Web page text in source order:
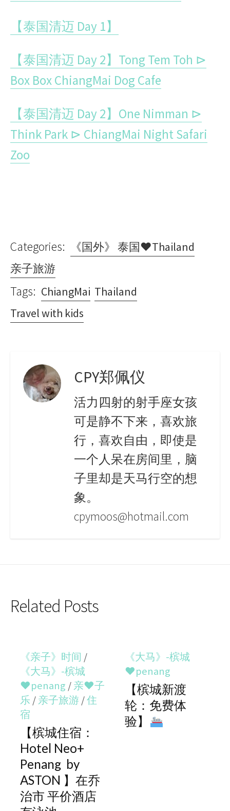
【泰国清迈 Day 1】
【泰国清迈 Day 2】Tong Tem Toh ⊳
Box Box ChiangMai Dog Cafe
【泰国清迈 Day 2】One Nimman ⊳
Think Park ⊳ ChiangMai Night Safari
Zoo
Categories:
《国外》 泰国♥Thailand
亲子旅游
Tags: ChiangMai Thailand
Travel with kids
CPY郑佩仪
活力四射的射手座女孩
可是静不下来，喜欢旅
行，喜欢自由，即使是
一个人呆在房间里，脑
子里却是天马行空的想
象。
cpymoos@hotmail.com
Related Posts
《亲子》时间 /
《大马》-槟城
♥penang /亲♥子
乐 /亲子旅游/住
宿
【槟城住宿：
Hotel Neo+
Penang by
ASTON 】在乔
治市 平价酒店
《大马》-槟城
♥penang
【槟城新渡
轮：免费体
验】